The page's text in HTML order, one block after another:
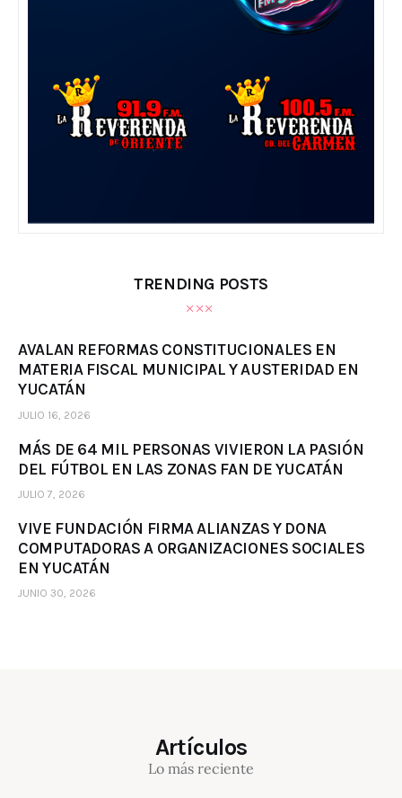
TRENDING POSTS
AVALAN REFORMAS CONSTITUCIONALES EN
MATERIA FISCAL MUNICIPAL Y AUSTERIDAD EN
YUCATÁN
JULIO 16, 2026
MÁS DE 64 MIL PERSONAS VIVIERON LA PASIÓN
DEL FÚTBOL EN LAS ZONAS FAN DE YUCATÁN
JULIO 7, 2026
VIVE FUNDACIÓN FIRMA ALIANZAS Y DONA
COMPUTADORAS A ORGANIZACIONES SOCIALES
EN YUCATÁN
JUNIO 30, 2026
Artículos
Lo más reciente